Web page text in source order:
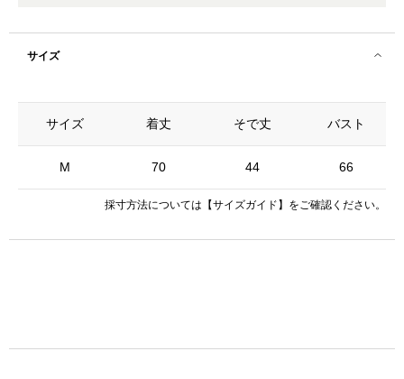
サイズ
サイズ
M
着丈 そで丈 バスト
70 44 66
採寸方法については 【サイズガイド】 をご確認ください。